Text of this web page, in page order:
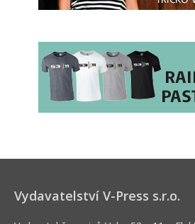
Vydavatelství V-Press s.r.o.